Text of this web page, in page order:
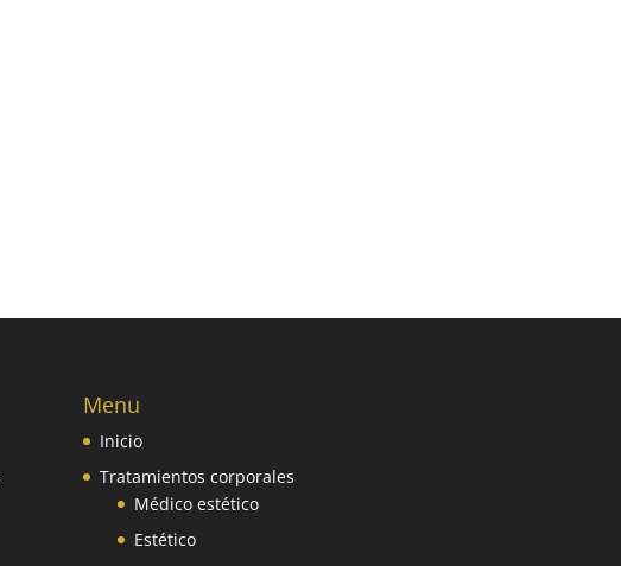
Menu
Inicio
Tratamientos corporales
Médico estético
Estético